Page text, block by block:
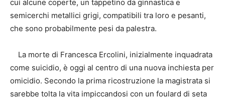
cui alcune coperte, un tappetino da ginnastica e
semicerchi metallici grigi, compatibili tra loro e pesanti,
che sono probabilmente pesi da palestra.
La morte di Francesca Ercolini, inizialmente inquadrata
come suicidio, è oggi al centro di una nuova inchiesta per
omicidio. Secondo la prima ricostruzione la magistrata si
sarebbe tolta la vita impiccandosi con un foulard di seta